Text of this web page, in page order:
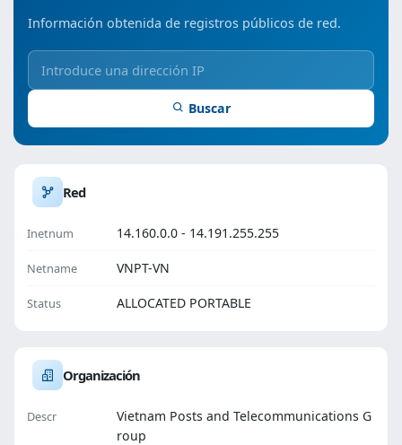
Información obtenida de registros públicos de red.
Buscar
Red
Inetnum 14.160.0.0 - 14.191.255.255
Netname VNPT-VN
Status ALLOCATED PORTABLE
Organización
Descr
Vietnam Posts and Telecommunications G
roup